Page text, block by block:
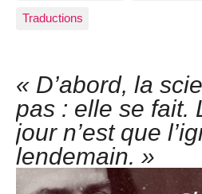
Traductions
« D’abord, la
pas : elle se fait.
jour n’est que
lendemain. »